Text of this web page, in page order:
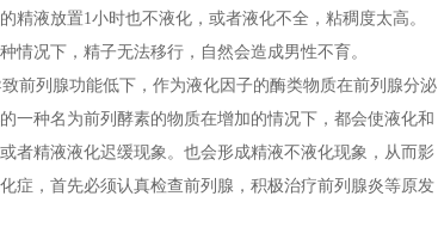
精液放置1小时也不液化，或者液化不全，粘稠度太高。
情况下，精子无法移行，自然会造成男性不育。
前列腺功能低下，作为液化因子的酶类物质在前列腺分泌
一种名为前列酵素的物质在增加的情况下，都会使液化和
者精液液化迟缓现象。也会形成精液不液化现象，从而影
症，首先必须认真检查前列腺，积极治疗前列腺炎等原发